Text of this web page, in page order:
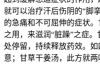
就可以治疗汗后伤阴的“脚
的急痛和不可屈伸的症状
之用，来滋润“脏躁”之症
处停留，持续释放药效。
意；甘草干姜汤，此方就